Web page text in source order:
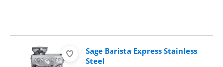
Sage Barista Express Stainless
Steel